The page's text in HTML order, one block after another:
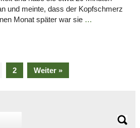
und meinte, dass der Kopfschmerz
Monat später war sie …
2 Weiter »